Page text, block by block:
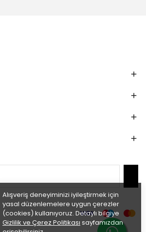
Alışveriş deneyiminizi iyileştirmek için
yasal düzenlemelere uygun çerezler
(cookies) kullanıyoruz. Detaylı bilgiye
Gizlilik ve Çerez Politikası sayfamızdan